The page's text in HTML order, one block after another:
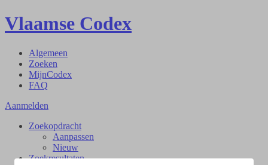
Vlaamse Codex
Algemeen
Zoeken
MijnCodex
FAQ
Aanmelden
Zoekopdracht
Aanpassen
Nieuw
Zoekresultaten